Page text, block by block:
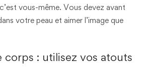
vous-même. Vous devez avant
votre peau et aimer l’image que
: utilisez vos atouts